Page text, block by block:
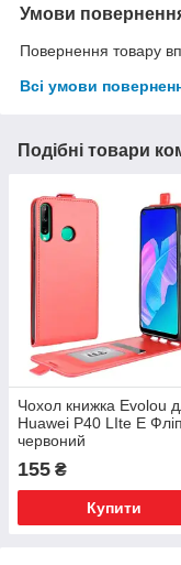
Умови
Повернення товару
Всі умови
Подібні товари
Чохол книжка Evolou
Huawei P40 LIte E Фліп
червоний
155 ₴
Купити